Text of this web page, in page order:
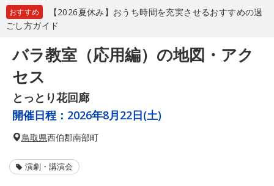
おすすめ
【2026夏休み】おうち時間を充実させるおすすめの過
ごし方ガイド
バラ教室（応用編）の地図・アク
セス
とっとり花回廊
開催日程： 2026年8月22日(土)
鳥取県西伯郡南部町
演劇・講演会